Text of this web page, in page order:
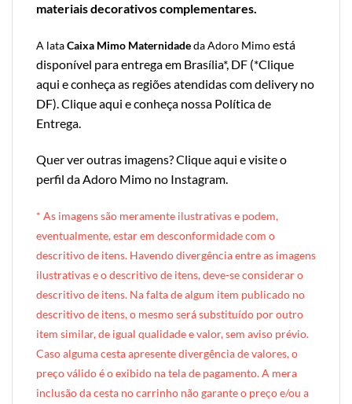
materiais decorativos complementares.
A lataCaixa Mimo Maternidadeda Adoro Mimoestá
disponível para entrega em Brasília*, DF (*Clique
aqui e conheça as regiões atendidas com delivery no
DF).Clique aqui e conheça nossa Política de
Entrega.
Quer ver outras imagens?Clique aqui e visite o
perfil da Adoro Mimo no Instagram.
* As imagens são meramente ilustrativas e podem,
eventualmente, estar em desconformidade com o
descritivo de itens. Havendo divergência entre as imagens
ilustrativas e o descritivo de itens, deve-se considerar o
descritivo de itens. Na falta de algum item publicado no
descritivo de itens, o mesmo será substituído por outro
item similar, de igual qualidade e valor, sem aviso prévio.
Caso alguma cesta apresente divergência de valores, o
preço válido é o exibido na tela de pagamento. A mera
inclusão da cesta no carrinho não garante o preço e/ou a